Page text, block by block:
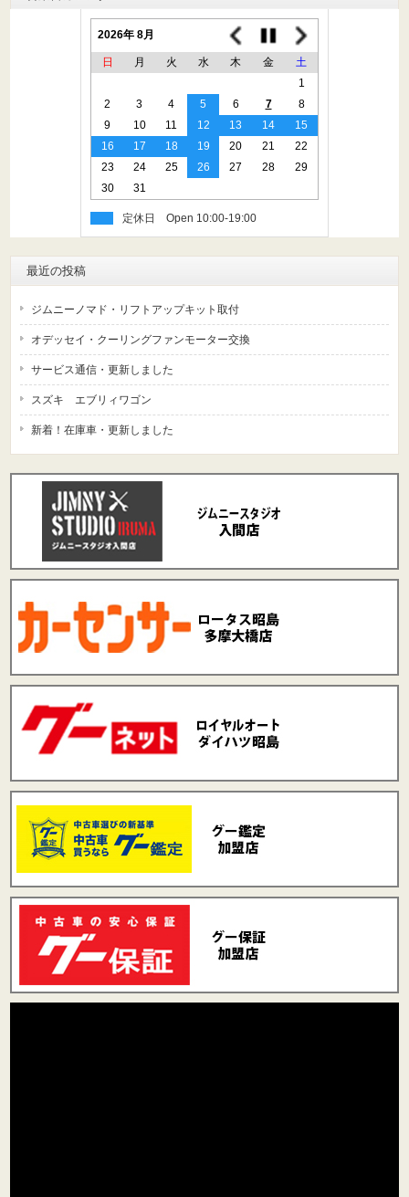
2026年 8月
日 月 火 水 木 金
土
1
2
3 4 5 6 7
8
9
10 11 12 13 14
15
16
17 18 19 20 21
22
23
24 25 26 27 28
29
30
31
定休日
最近の投稿
ジムニーノマド・リフトアップキット取付
オデッセイ・クーリングファンモーター交換
サービス通信・更新しました
スズキ エブリィワゴン
新着！在庫車・更新しました